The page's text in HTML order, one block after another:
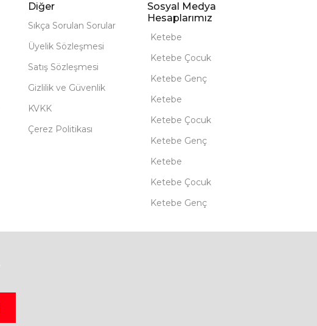
Diğer
Sıkça Sorulan Sorular
Üyelik Sözleşmesi
Satış Sözleşmesi
Gizlilik ve Güvenlik
KVKK
Çerez Politikası
Sosyal Medya
Hesaplarımız
Ketebe
Ketebe Çocuk
Ketebe Genç
Ketebe
Ketebe Çocuk
Ketebe Genç
Ketebe
Ketebe Çocuk
Ketebe Genç